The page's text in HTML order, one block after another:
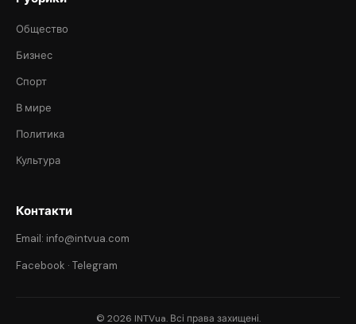
Общество
Бизнес
Спорт
В мире
Политика
Культура
Контакти
Email: info@intvua.com
Facebook · Telegram
© 2026 INTVua. Всі права захищені.